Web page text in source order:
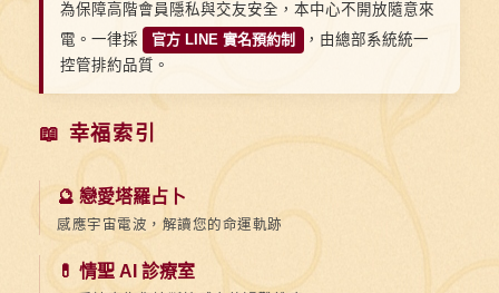
為保障高階會員隱私與交友安全，本中心不開放隨意來
電。一律採
官方 LINE 實名預約制
，由總部系統統一
控管排約品質。
📖 幸福索引
🔮 戀愛塔羅占卜
感應宇宙電波，解讀您的命運軌跡
💊 情聖 AI 診療室